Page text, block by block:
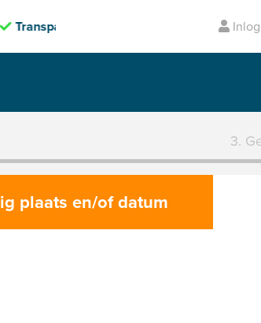
3.
plaats en/of datum